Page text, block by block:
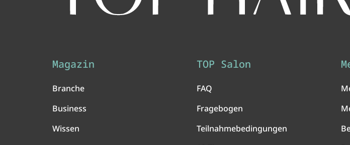
Magazin
Branche
Business
Wissen
TOP Salon
FAQ
Fragebogen
Teilnahmebedingungen